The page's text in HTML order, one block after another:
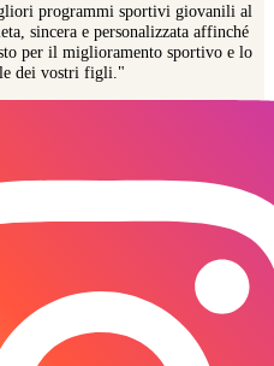
programmi sportivi giovanili al
sincera e personalizzata affinché
per il miglioramento sportivo e lo
dei vostri figli."